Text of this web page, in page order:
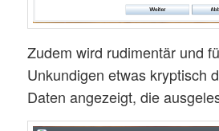
Zudem wird rudimentär und
Unkundigen etwas kryptisch
Daten angezeigt, die